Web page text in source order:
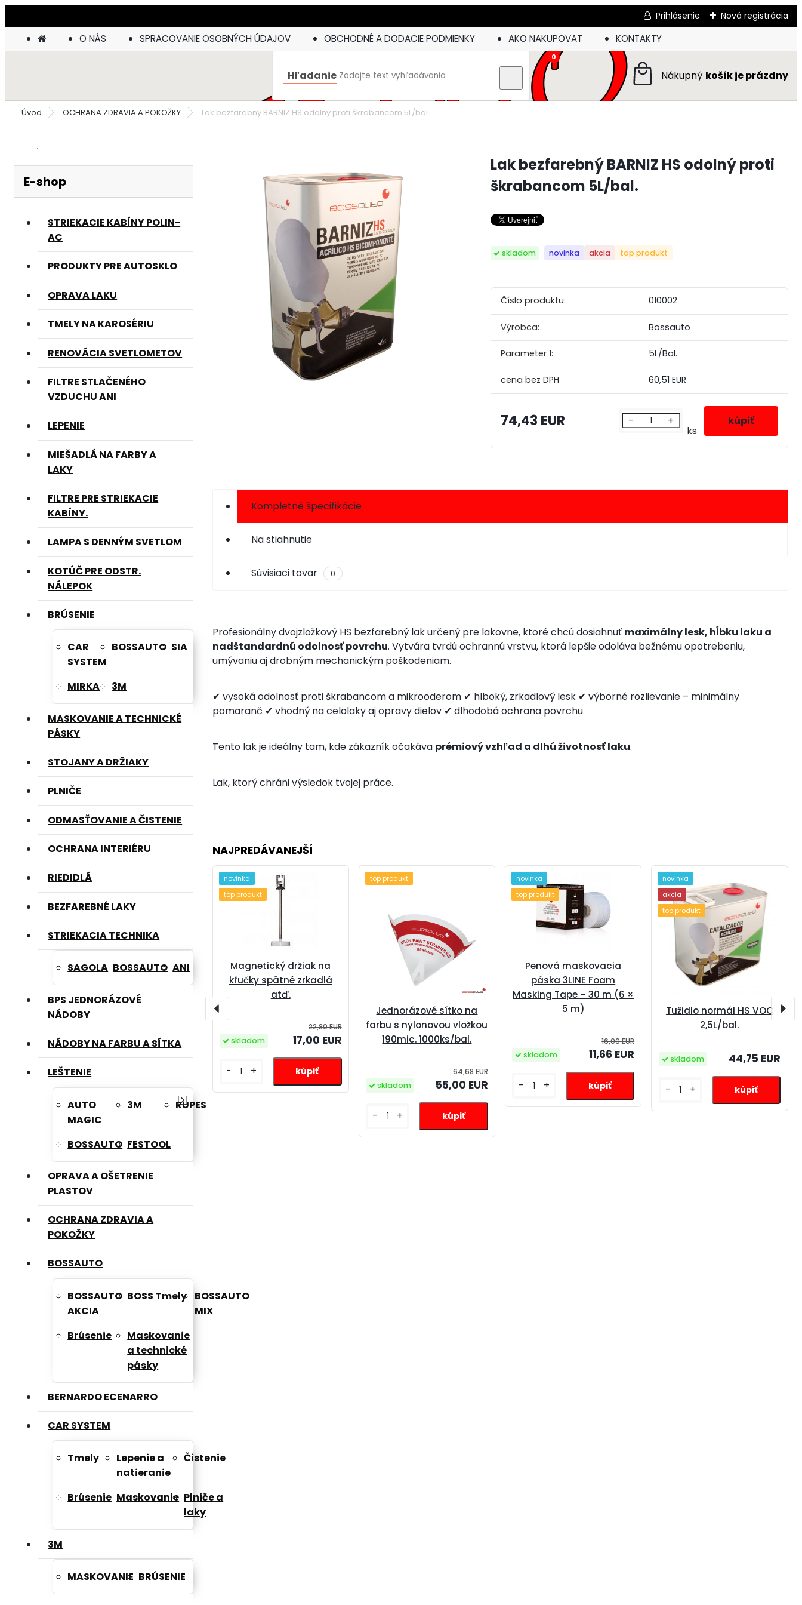
Prihlásenie Nová registrácia
O NÁS SPRACOVANIE OSOBNÝCH ÚDAJOV OBCHODNÉ A DODACIE PODMIENKY AKO NAKUPOVAT KONTAKTY
Hľadanie
0
Úvod OCHRANA ZDRAVIA A POKOŽKY Lak bezfarebný BARNIZ HS odolný proti škrabancom 5L/bal.
E-shop
STRIEKACIE KABÍNY POLIN-
AC
PRODUKTY PRE AUTOSKLO
OPRAVA LAKU
TMELY NA KAROSÉRIU
RENOVÁCIA SVETLOMETOV
FILTRE STLAČENÉHO
VZDUCHU ANI
LEPENIE
MIEŠADLÁ NA FARBY A
LAKY
FILTRE PRE STRIEKACIE
KABÍNY.
LAMPA S DENNÝM SVETLOM
KOTÚČ PRE ODSTR.
NÁLEPOK
BRÚSENIE
CAR
SYSTEM
BOSSAUTO SIA
MIRKA 3M
MASKOVANIE A TECHNICKÉ
PÁSKY
STOJANY A DRŽIAKY
PLNIČE
ODMASŤOVANIE A ČISTENIE
OCHRANA INTERIÉRU
RIEDIDLÁ
BEZFAREBNÉ LAKY
STRIEKACIA TECHNIKA
SAGOLA BOSSAUTO ANI
BPS JEDNORÁZOVÉ
NÁDOBY
NÁDOBY NA FARBU A SÍTKA
LEŠTENIE
AUTO
MAGIC
3M RUPES
BOSSAUTO FESTOOL
OPRAVA A OŠETRENIE
PLASTOV
OCHRANA ZDRAVIA A
POKOŽKY
BOSSAUTO
BOSSAUTO
AKCIA
BOSS Tmely
BOSSAUTO
MIX
Brúsenie
Maskovanie
a technické
pásky
BERNARDO ECENARRO
CAR SYSTEM
Tmely
Lepenie a
natieranie
Čistenie
Brúsenie Maskovanie Plniče a
laky
3M
MASKOVANIE BRÚSENIE
Lak bezfarebný BARNIZ HS odolný proti
škrabancom 5L/bal.
skladom novinka akcia top produkt
Číslo produktu: 010002
Výrobca: Bossauto
Parameter 1: 5L/Bal.
60,51 EUR
74,43 EUR - +
ks
Kompletné špecifikácie
Na stiahnutie
Súvisiaci tovar 0
Profesionálny dvojzložkový HS bezfarebný lak určený pre lakovne, ktoré chcú dosiahnuť maximálny lesk, hĺbku laku a
nadštandardnú odolnosť povrchu. Vytvára tvrdú ochrannú vrstvu, ktorá lepšie odoláva bežnému opotrebeniu,
umývaniu aj drobným mechanickým poškodeniam.
✔ vysoká odolnosť proti škrabancom a mikrooderom✔ hlboký, zrkadlový lesk✔ výborné rozlievanie – minimálny
pomaranč ✔ vhodný na celolaky aj opravy dielov✔ dlhodobá ochrana povrchu
Tento lak je ideálny tam, kde zákazník očakáva prémiový vzhľad a dlhú životnosť laku.
Lak, ktorý chráni výsledok tvojej práce.
NAJPREDÁVANEJŠÍ
Magnetický držiak na
kľučky spätné zrkadlá
atď.
22,80 EUR
17,00 EUR
- +
skladom
novinka
top produkt
Jednorázové sítko na
farbu s nylonovou vložkou
190mic. 1000ks/bal.
64,68 EUR
55,00 EUR
- +
skladom
top produkt
Penová maskovacia
páska 3LINE Foam
Masking Tape – 30 m (6 ×
5 m)
16,00 EUR
11,66 EUR
- +
skladom
novinka
top produkt
Tužidlo normál HS VOC
2,5L/bal.
44,75 EUR
- +
skladom
novinka
akcia
top produkt